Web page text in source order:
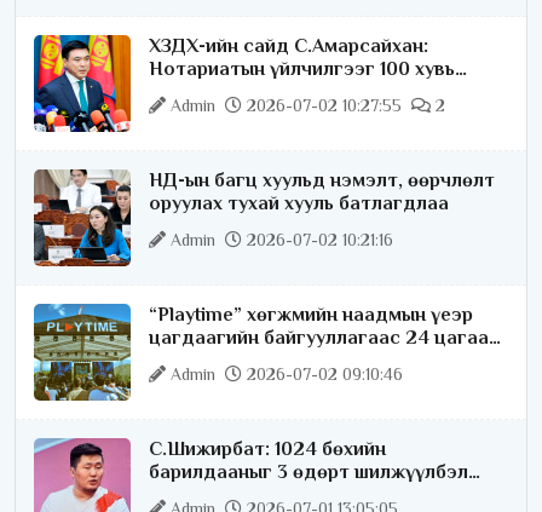
ХЗДХ-ийн сайд С.Амарсайхан:
Нотариатын үйлчилгээг 100 хувь
цахимжуулна
Admin 2026-07-02 10:27:55 2
НД-ын багц хуульд нэмэлт, өөрчлөлт
оруулах тухай хууль батлагдлаа
Admin 2026-07-02 10:21:16
“Playtime” хөгжмийн наадмын үеэр
цагдаагийн байгууллагаас 24 цагаар
хяналт тавина
Admin 2026-07-02 09:10:46
С.Шижирбат: 1024 бөхийн
барилдааныг 3 өдөрт шилжүүлбэл
найраа тун нарийн явагдана